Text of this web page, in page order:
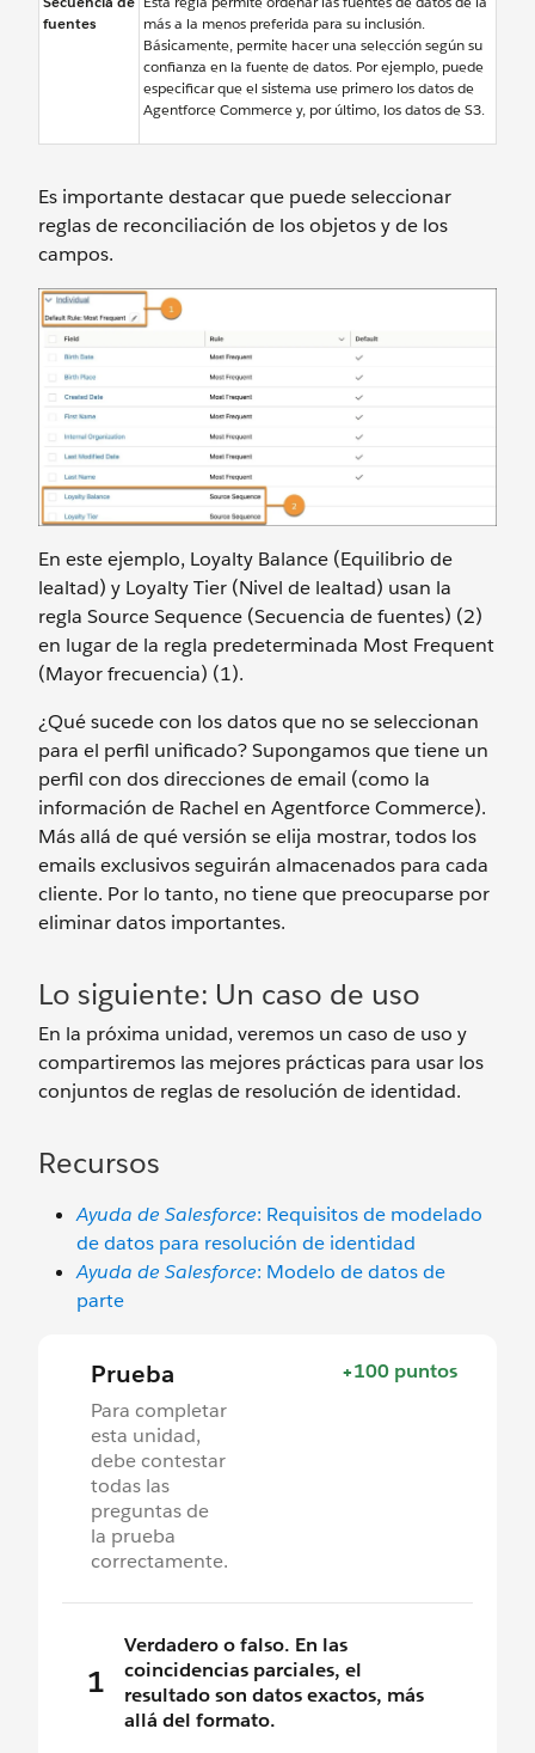
fuentes
más a la menos preferida para su inclusión.
Básicamente, permite hacer una selección según su
confianza en la fuente de datos. Por ejemplo, puede
especificar que el sistema use primero los datos de
Agentforce Commerce y, por último, los datos de S3.
Es importante destacar que puede seleccionar
reglas de reconciliación de los objetos y de los
campos.
En este ejemplo, Loyalty Balance (Equilibrio de
lealtad) y Loyalty Tier (Nivel de lealtad) usan la
regla Source Sequence (Secuencia de fuentes) (2)
en lugar de la regla predeterminada Most Frequent
(Mayor frecuencia) (1).
¿Qué sucede con los datos que no se seleccionan
para el perfil unificado? Supongamos que tiene un
perfil con dos direcciones de email (como la
información de Rachel en Agentforce Commerce).
Más allá de qué versión se elija mostrar, todos los
emails exclusivos seguirán almacenados para cada
cliente. Por lo tanto, no tiene que preocuparse por
eliminar datos importantes.
Lo siguiente: Un caso de uso
En la próxima unidad, veremos un caso de uso y
compartiremos las mejores prácticas para usar los
conjuntos de reglas de resolución de identidad.
Recursos
Ayuda de Salesforce: Requisitos de modelado
de datos para resolución de identidad
Ayuda de Salesforce: Modelo de datos de
parte